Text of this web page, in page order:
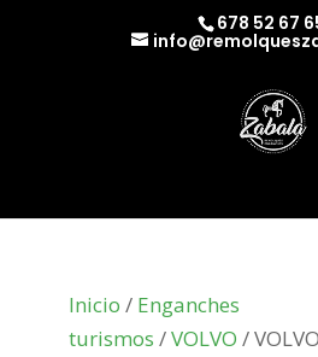
678 52 67
Inicio / Enganches
turismos /VOLVO /